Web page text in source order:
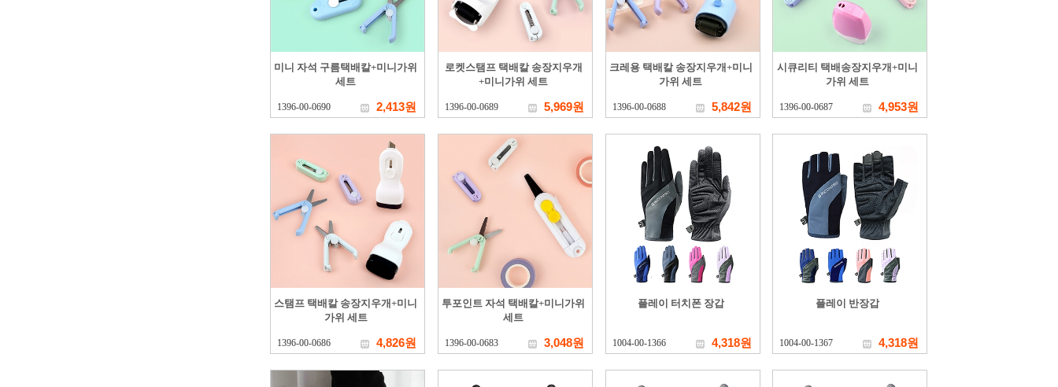
미니 자석 구름택배칼+미니가위
세트
1396-00-0690 2,413원
로켓스탬프 택배칼 송장지우개
+미니가위 세트
1396-00-0689 5,969원
크레용 택배칼 송장지우개+미니
가위 세트
1396-00-0688 5,842원
시큐리티 택배송장지우개+미니
가위 세트
1396-00-0687 4,953원
스탬프 택배칼 송장지우개+미니
가위 세트
1396-00-0686 4,826원
투포인트 자석 택배칼+미니가위
세트
1396-00-0683 3,048원
플레이 터치폰 장갑
1004-00-1366 4,318원
플레이 반장갑
1004-00-1367 4,318원